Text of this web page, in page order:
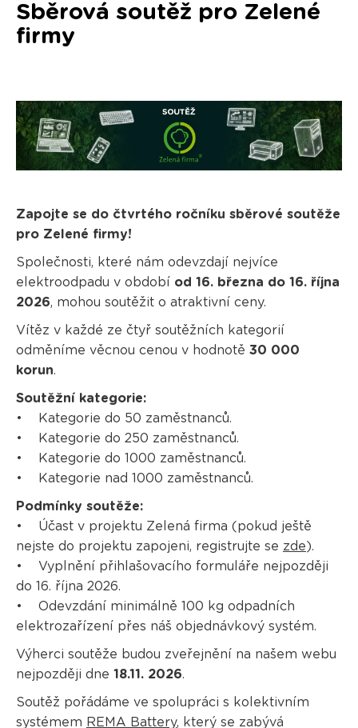
Sběrová soutěž pro Zelené
firmy
Zapojte se do čtvrtého ročníku sběrové soutěže
pro Zelené firmy!
Společnosti, které nám odevzdají nejvíce
elektroodpadu v období od 16. března do 16. října
2026, mohou soutěžit o atraktivní ceny.
Vítěz v každé ze čtyř soutěžních kategorií
odměníme věcnou cenou v hodnotě 30 000
korun.
Soutěžní kategorie:
• Kategorie do 50 zaměstnanců.
• Kategorie do 250 zaměstnanců.
• Kategorie do 1000 zaměstnanců.
• Kategorie nad 1000 zaměstnanců.
Podmínky soutěže:
• Účast v projektu Zelená firma (pokud ještě
nejste do projektu zapojeni, registrujte se zde).
• Vyplnění přihlašovacího formuláře nejpozději
do 16. října 2026.
• Odevzdání minimálně 100 kg odpadních
elektrozařízení přes náš objednávkový systém.
Výherci soutěže budou zveřejnění na našem webu
nejpozději dne 18.11. 2026.
Soutěž pořádáme ve spolupráci s kolektivním
systémem REMA Battery, který se zabývá